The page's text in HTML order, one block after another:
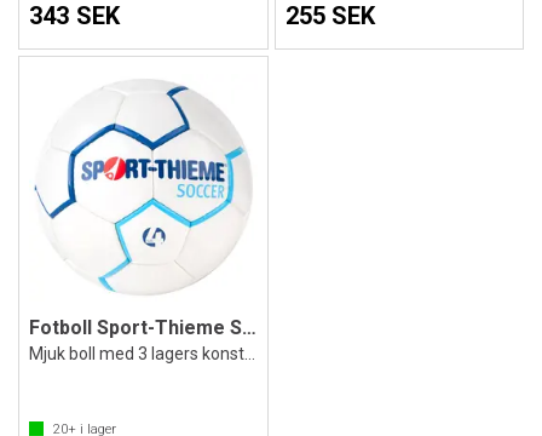
343 SEK 255 SEK
Fotboll Sport-Thieme Soccer
20+ i lager